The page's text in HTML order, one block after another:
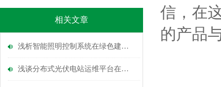
相关文章
浅析智能照明控制系统在绿色建筑中的应用
浅谈分布式光伏电站运维平台在石化行业的应用
信，在
的产品